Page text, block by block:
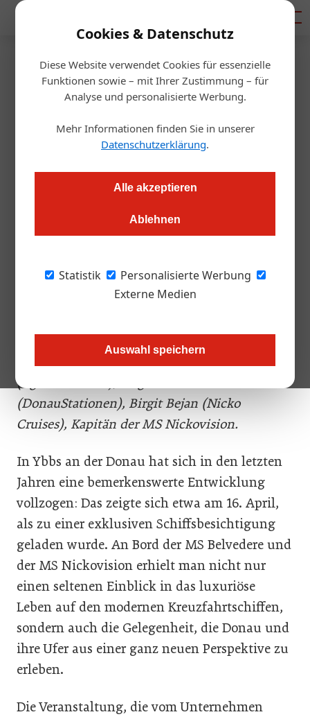
Cookies & Datenschutz
Diese Website verwendet Cookies für essenzielle
Funktionen sowie – mit Ihrer Zustimmung – für
Analyse und personalisierte Werbung.
Mehr Informationen finden Sie in unserer
Datenschutzerklärung.
Alle akzeptieren
Ablehnen
Statistik
Personalisierte Werbung
Externe Medien
Auswahl speichern
Startseite/Gastro & Hotel
Tourismus
Ybbs an der Donau: Neue
Drehscheibe für
Luxuskreuzfahrten
Kreuzfahrtschiffe. Touristisch gesehen eine wertvolle
(Bgm. von Ybbs), Birgit Brandner-Wallner
(DonauStationen), Birgit Bejan (Nicko
Cruises), Kapitän der MS Nickovision.
In Ybbs an der Donau hat sich in den letzten
Jahren eine bemerkenswerte Entwicklung
vollzogen: Das zeigte sich etwa am 16. April,
als zu einer exklusiven Schiffsbesichtigung
geladen wurde. An Bord der MS Belvedere und
der MS Nickovision erhielt man nicht nur
einen seltenen Einblick in das luxuriöse
Leben auf den modernen Kreuzfahrtschiffen,
sondern auch die Gelegenheit, die Donau und
ihre Ufer aus einer ganz neuen Perspektive zu
erleben.
Die Veranstaltung, die vom Unternehmen